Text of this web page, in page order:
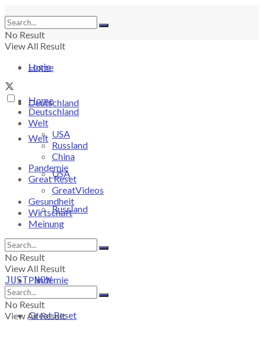
No Result
View All Result
Login
Home
Deutschland
Welt
USA
Russland
Pandemie
Great Reset
Home
Deutschland
Welt
USA
Russland
China
Pandemie
Great Reset
GreatVideos
Gesundheit
Wirtschaft
Meinung
No Result
View All Result
JUST-NOW
No Result
View All Result